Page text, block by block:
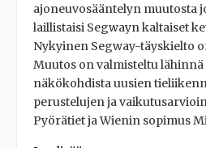
ajoneuvosääntelyn muutosta
laillistaisi Segwayn kaltaiset
Nykyinen Segway-täyskielto
Muutos on valmisteltu
näkökohdista uusien
perustelujen ja
Pyörätiet ja Wienin sopimus